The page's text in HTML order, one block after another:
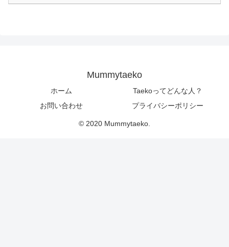
Mummytaeko
ホーム
Taekoってどんな人？
お問い合わせ
プライバシーポリシー
© 2020 Mummytaeko.